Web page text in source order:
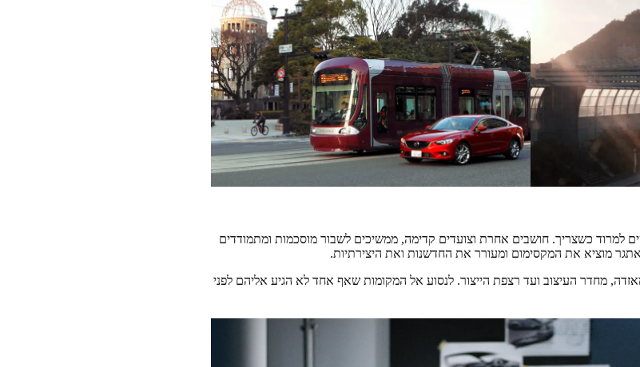
למרוד כשצריך. חושבים אחרת וצועדים קדימה, ממשיכים לשבור מוסכמות ומתמודדים
מוציא את המקסימום ומעורר את החדשנות ואת היצירתיות.
מחדר העיצוב ועד רצפת הייצור. לנסוע אל המקומות שאף אחד לא הגיע אליהם לפני